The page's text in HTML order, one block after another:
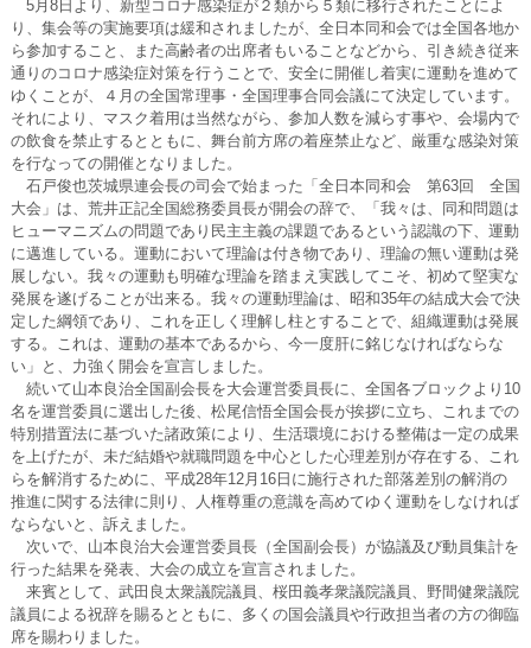
5月8日より、新型コロナ感染症が２類から５類に移行されたことによ
り、集会等の実施要項は緩和されましたが、全日本同和会では全国各地か
ら参加すること、また高齢者の出席者もいることなどから、引き続き従来
通りのコロナ感染症対策を行うことで、安全に開催し着実に運動を進めて
ゆくことが、４月の全国常理事・全国理事合同会議にて決定しています。
それにより、マスク着用は当然ながら、参加人数を減らす事や、会場内で
の飲食を禁止するとともに、舞台前方席の着座禁止など、厳重な感染対策
を行なっての開催となりました。
石戸俊也茨城県連会長の司会で始まった「全日本同和会 第63回 全国
大会」は、荒井正記全国総務委員長が開会の辞で、「我々は、同和問題は
ヒューマニズムの問題であり民主主義の課題であるという認識の下、運動
に邁進している。運動において理論は付き物であり、理論の無い運動は発
展しない。我々の運動も明確な理論を踏まえ実践してこそ、初めて堅実な
発展を遂げることが出来る。我々の運動理論は、昭和35年の結成大会で決
定した綱領であり、これを正しく理解し柱とすることで、組織運動は発展
する。これは、運動の基本であるから、今一度肝に銘じなければならな
い」と、力強く開会を宣言しました。
続いて山本良治全国副会長を大会運営委員長に、全国各ブロックより10
名を運営委員に選出した後、松尾信悟全国会長が挨拶に立ち、これまでの
特別措置法に基づいた諸政策により、生活環境における整備は一定の成果
を上げたが、未だ結婚や就職問題を中心とした心理差別が存在する、これ
らを解消するために、平成28年12月16日に施行された部落差別の解消の
推進に関する法律に則り、人権尊重の意識を高めてゆく運動をしなければ
ならないと、訴えました。
次いで、山本良治大会運営委員長（全国副会長）が協議及び動員集計を
行った結果を発表、大会の成立を宣言されました。
来賓として、武田良太衆議院議員、桜田義孝衆議院議員、野間健衆議院
議員による祝辞を賜るとともに、多くの国会議員や行政担当者の方の御臨
席を賜わりました。